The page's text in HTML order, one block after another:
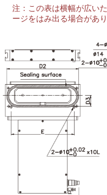
注：この表は横幅が広い
ージをはみ出る場合があり